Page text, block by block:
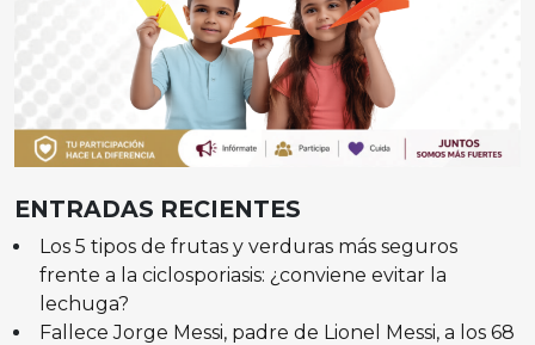
ENTRADAS RECIENTES
Los 5 tipos de frutas y verduras más seguros
frente a la ciclosporiasis: ¿conviene evitar la
lechuga?
Fallece Jorge Messi, padre de Lionel Messi, a los 68